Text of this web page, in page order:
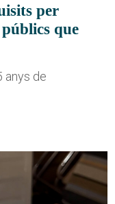
per
que
anys de